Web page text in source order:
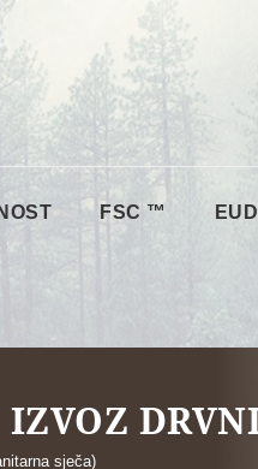
FSC ™
sječa)